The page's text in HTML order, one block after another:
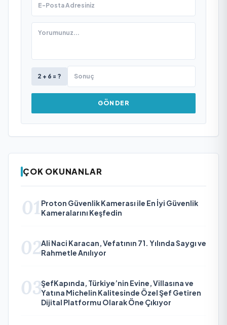
2 + 6 = ?
GÖNDER
ÇOK OKUNANLAR
01 Proton Güvenlik Kamerası ile En İyi Güvenlik
Kameralarını Keşfedin
02Ali Naci Karacan, Vefatının 71. Yılında Saygı ve
Rahmetle Anılıyor
03ŞefKapında, Türkiye’nin Evine, Villasına ve
Yatına Michelin Kalitesinde Özel Şef Getiren
Dijital Platformu Olarak Öne Çıkıyor